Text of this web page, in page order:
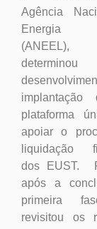
Agência
Energia
implantação
plataforma
apoiar o
liquidação
dos EUST.
após a
primeira
revisitou os